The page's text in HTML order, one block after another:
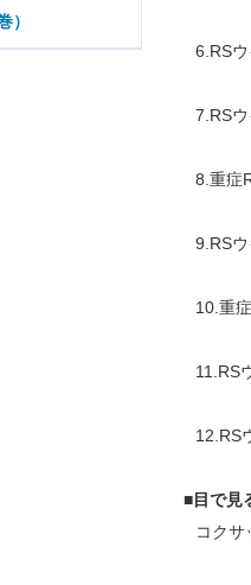
6.RS
7.RS
8.重症
9.RS
10.重
11.RS
12.RS
■目で見
コクサ
）